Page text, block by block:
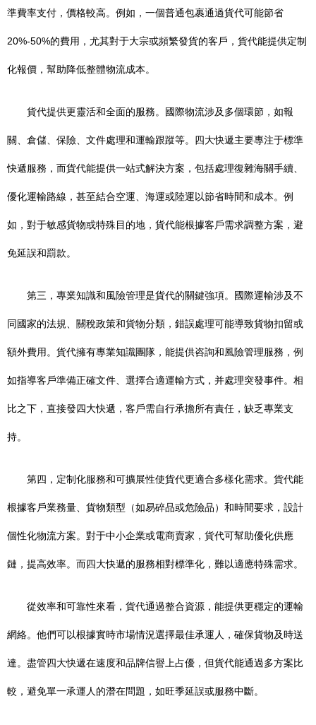
準費率支付，價格較高。例如，一個普通包裹通過貨代可能節省
20%-50%的費用，尤其對于大宗或頻繁發貨的客戶，貨代能提供定制
化報價，幫助降低整體物流成本。
貨代提供更靈活和全面的服務。國際物流涉及多個環節，如報
關、倉儲、保險、文件處理和運輸跟蹤等。四大快遞主要專注于標準
快遞服務，而貨代能提供一站式解決方案，包括處理復雜海關手續、
優化運輸路線，甚至結合空運、海運或陸運以節省時間和成本。例
如，對于敏感貨物或特殊目的地，貨代能根據客戶需求調整方案，避
免延誤和罰款。
第三，專業知識和風險管理是貨代的關鍵強項。國際運輸涉及不
同國家的法規、關稅政策和貨物分類，錯誤處理可能導致貨物扣留或
額外費用。貨代擁有專業知識團隊，能提供咨詢和風險管理服務，例
如指導客戶準備正確文件、選擇合適運輸方式，并處理突發事件。相
比之下，直接發四大快遞，客戶需自行承擔所有責任，缺乏專業支
持。
第四，定制化服務和可擴展性使貨代更適合多樣化需求。貨代能
根據客戶業務量、貨物類型（如易碎品或危險品）和時間要求，設計
個性化物流方案。對于中小企業或電商賣家，貨代可幫助優化供應
鏈，提高效率。而四大快遞的服務相對標準化，難以適應特殊需求。
從效率和可靠性來看，貨代通過整合資源，能提供更穩定的運輸
網絡。他們可以根據實時市場情況選擇最佳承運人，確保貨物及時送
達。盡管四大快遞在速度和品牌信譽上占優，但貨代能通過多方案比
較，避免單一承運人的潛在問題，如旺季延誤或服務中斷。